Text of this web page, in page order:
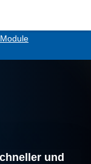
und